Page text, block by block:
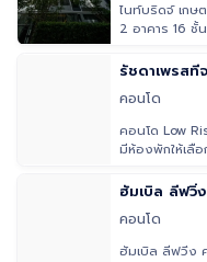
ไนท์บริดจ์ เกษ
2 อาคาร 16 ชั้
รัชดาเพรสที
คอนโด
คอนโด Low
มีห้องพักให้เลื
ฮัมเบิล ลีฟวิ่
คอนโด